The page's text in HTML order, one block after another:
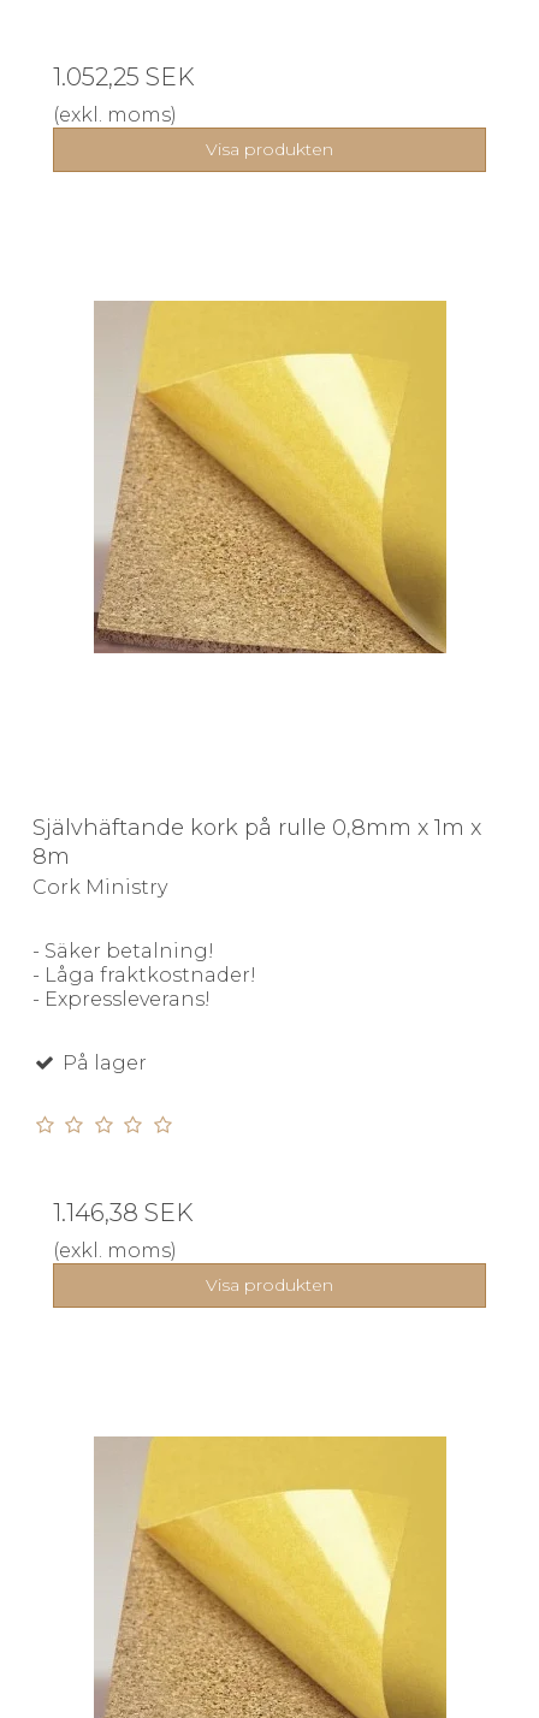
1.052,25 SEK
(exkl. moms)
Visa produkten
Självhäftande kork på rulle 0,8mm x 1m x
8m
Cork Ministry
- Säker betalning!
- Låga fraktkostnader!
- Expressleverans!
På lager
1.146,38 SEK
(exkl. moms)
Visa produkten